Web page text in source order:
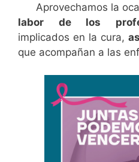
Aprovechamos la
labor de los
implicados en la cura,
que acompañan a las